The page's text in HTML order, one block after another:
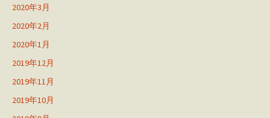
2020年3月
2020年2月
2020年1月
2019年12月
2019年11月
2019年10月